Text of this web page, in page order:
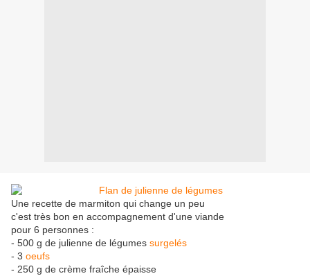
Une recette de marmiton qui change un peu
c'est très bon en accompagnement d'une viande
pour 6 personnes :
- 500 g de julienne de légumes surgelés
- 3 oeufs
- 250 g de crème fraîche épaisse